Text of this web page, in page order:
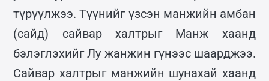
түрүүлжээ. Түүнийг үзсэн манжийн амбан
(сайд) сайвар халтрыг Манж хаанд
бэлэглэхийг Лу жанжин гүнээс шаарджээ.
Сайвар халтрыг манжийн шунахай хаанд